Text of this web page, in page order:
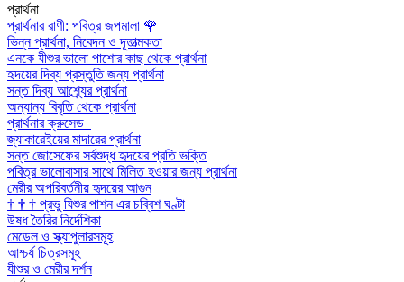
প্রার্থনা
প্রার্থনার রাণী: পবিত্র জপমালা 🌹
ভিন্ন প্রার্থনা, নিবেদন ও দূতাত্মকতা
এনকে যীশুর ভালো পাশোর কাছ থেকে প্রার্থনা
হৃদয়ের দিব্য প্রস্তুতি জন্য প্রার্থনা
সন্ত দিব্য আশ্র্যের প্রার্থনা
অন্যান্য বিবৃতি থেকে প্রার্থনা
প্রার্থনার ক্রুসেড
জ্যাকারেইয়ের মাদারের প্রার্থনা
সন্ত জোসেফের সর্বশুদ্ধ হৃদয়ের প্রতি ভক্তি
পবিত্র ভালোবাসার সাথে মিলিত হওয়ার জন্য প্রার্থনা
মেরীর অপরিবর্তনীয় হৃদয়ের আগুন
† † † প্রভু যিশুর পাশন এর চব্বিশ ঘণ্টা
উষধ তৈরির নির্দেশিকা
মেডেল ও স্ক্যাপুলারসমূহ
আশ্চর্য চিত্রসমূহ
যীশুর ও মেরীর দর্শন